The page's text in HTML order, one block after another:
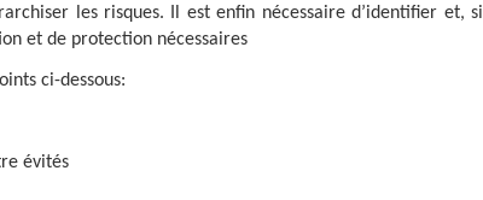
les risques. Il est enfin nécessaire d’identifier et, si
et de protection nécessaires
ci-dessous:
évités